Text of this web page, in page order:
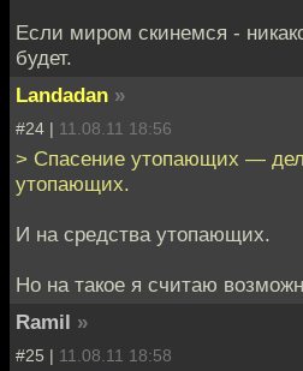
Если миром скинемся -
будет.
Landadan »
#24 | 11.08.11 18:56
> Спасение утопающих —
утопающих.
И на средства утопающих.
Но на такое я считаю
Ramil »
#25 | 11.08.11 18:58